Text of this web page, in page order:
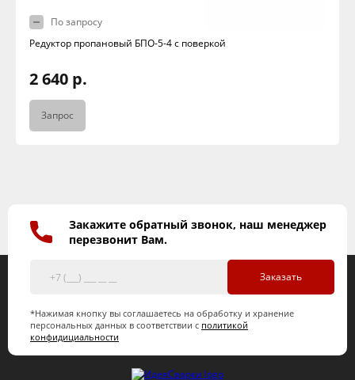
По запросу
Редуктор пропановый БПО-5-4 с поверкой
2 640 р.
Запрос
Закажите обратный звонок, наш менеджер
перезвонит Вам.
Заказать
*Нажимая кнопку вы соглашаетесь на обработку и хранение
персональных данных в соответствии с политикой
конфидициальности